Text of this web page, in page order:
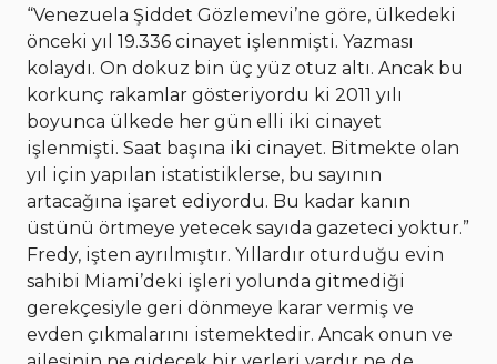
“Venezuela Şiddet Gözlemevi’ne göre, ülkedeki
önceki yıl 19.336 cinayet işlenmişti. Yazması
kolaydı. On dokuz bin üç yüz otuz altı. Ancak bu
korkunç rakamlar gösteriyordu ki 2011 yılı
boyunca ülkede her gün elli iki cinayet
işlenmişti. Saat başına iki cinayet. Bitmekte olan
yıl için yapılan istatistiklerse, bu sayının
artacağına işaret ediyordu. Bu kadar kanın
üstünü örtmeye yetecek sayıda gazeteci yoktur.”
Fredy, işten ayrılmıştır. Yıllardır oturduğu evin
sahibi Miami’deki işleri yolunda gitmediği
gerekçesiyle geri dönmeye karar vermiş ve
evden çıkmalarını istemektedir. Ancak onun ve